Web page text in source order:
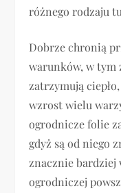
różnego rodzaju
Dobrze chronią
warunków, w tym
zatrzymują
wzrost wielu
ogrodnicze folie
gdyż są od niego
znacznie bardziej
ogrodniczej